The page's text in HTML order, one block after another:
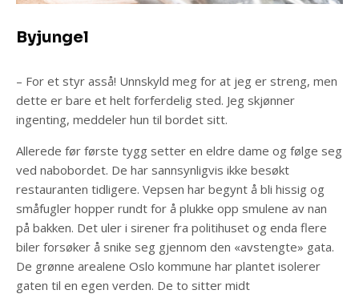
Byjungel
– For et styr asså! Unnskyld meg for at jeg er streng, men
dette er bare et helt forferdelig sted. Jeg skjønner
ingenting, meddeler hun til bordet sitt.
Allerede før første tygg setter en eldre dame og følge seg
ved nabobordet. De har sannsynligvis ikke besøkt
restauranten tidligere. Vepsen har begynt å bli hissig og
småfugler hopper rundt for å plukke opp smulene av nan
på bakken. Det uler i sirener fra politihuset og enda flere
biler forsøker å snike seg gjennom den «avstengte» gata.
De grønne arealene Oslo kommune har plantet isolerer
gaten til en egen verden. De to sitter midt